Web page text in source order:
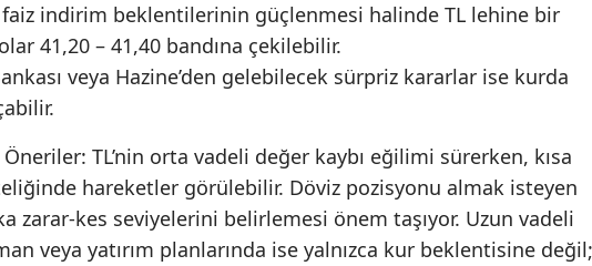
faiz indirim beklentilerinin güçlenmesi halinde TL lehine bir
41,20 – 41,40 bandına çekilebilir.
veya Hazine’den gelebilecek sürpriz kararlar ise kurda
TL’nin orta vadeli değer kaybı eğilimi sürerken, kısa
hareketler görülebilir. Döviz pozisyonu almak isteyen
zarar-kes seviyelerini belirlemesi önem taşıyor. Uzun vadeli
veya yatırım planlarında ise yalnızca kur beklentisine değil;